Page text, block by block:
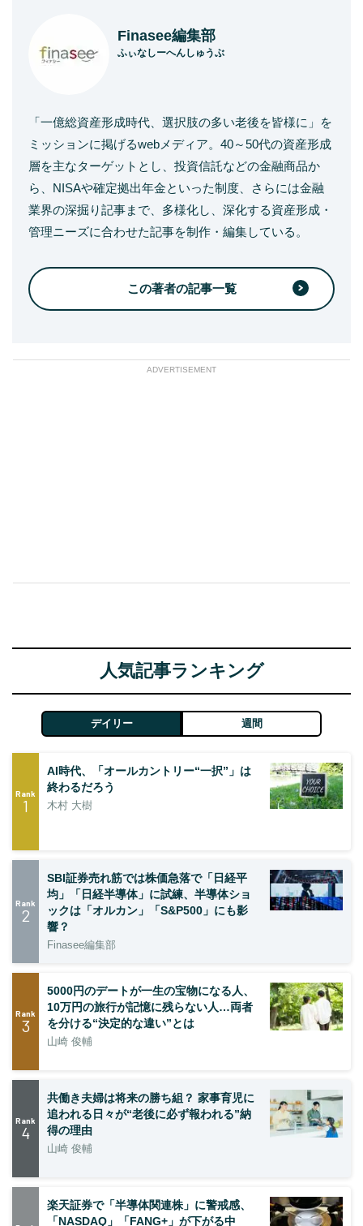
Finasee編集部
ふぃなしーへんしゅうぶ
「一億総資産形成時代、選択肢の多い老後を皆様に」を
ミッションに掲げるwebメディア。40～50代の資産形成
層を主なターゲットとし、投資信託などの金融商品か
ら、NISAや確定拠出年金といった制度、さらには金融
業界の深掘り記事まで、多様化し、深化する資産形成・
管理ニーズに合わせた記事を制作・編集している。
この著者の記事一覧
ADVERTISEMENT
人気記事ランキング
デイリー 週間
Rank
1
AI時代、「オールカントリー“一択”」は
終わるだろう
木村 大樹
Rank
2
SBI証券売れ筋では株価急落で「日経平
均」「日経半導体」に試練、半導体ショ
ックは「オルカン」「S&P500」にも影
響？
Finasee編集部
Rank
3
5000円のデートが一生の宝物になる人、
10万円の旅行が記憶に残らない人…両者
を分ける“決定的な違い”とは
山崎 俊輔
Rank
4
共働き夫婦は将来の勝ち組？ 家事育児に
追われる日々が“老後に必ず報われる”納
得の理由
山崎 俊輔
楽天証券で「半導体関連株」に警戒感、
「NASDAQ」「FANG+」が下がる中